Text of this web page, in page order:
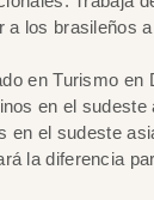
los brasileños
en Turismo en
en el
el sudeste
la diferencia